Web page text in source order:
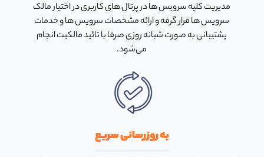
مدیریت کلیه سرویس ها در پرتال های کاربری در اختیار مالک
سرویس ها قرار گرفه و ارائه مشخصات سرویس ها و خدمات
پشتیبانی به صورت شبانه روزی صرفا با تائید مالکیت انجام
می‌شود.
به روزرسانی سریع